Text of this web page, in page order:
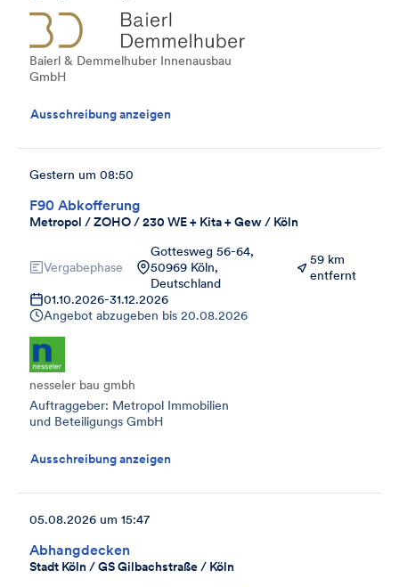
Baierl & Demmelhuber Innenausbau
GmbH
Ausschreibung anzeigen
F90 Abkofferung
Metropol / ZOHO / 230 WE + Kita + Gew / Köln
Gestern um 08:50
Vergabephase
Gottesweg 56-64,
50969 Köln,
Deutschland
59 km
entfernt
01.10.2026-31.12.2026
Angebot abzugeben bis 20.08.2026
nesseler bau gmbh
Auftraggeber: Metropol Immobilien
und Beteiligungs GmbH
Ausschreibung anzeigen
Abhangdecken
Stadt Köln / GS Gilbachstraße / Köln
05.08.2026 um 15:47